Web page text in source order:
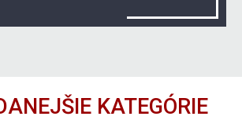
KATEGÓRIE